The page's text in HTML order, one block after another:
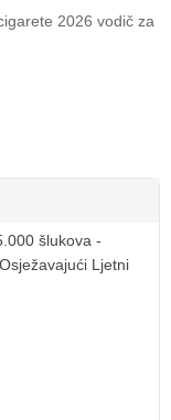
2026 vodič za
šlukova -
Ljetni